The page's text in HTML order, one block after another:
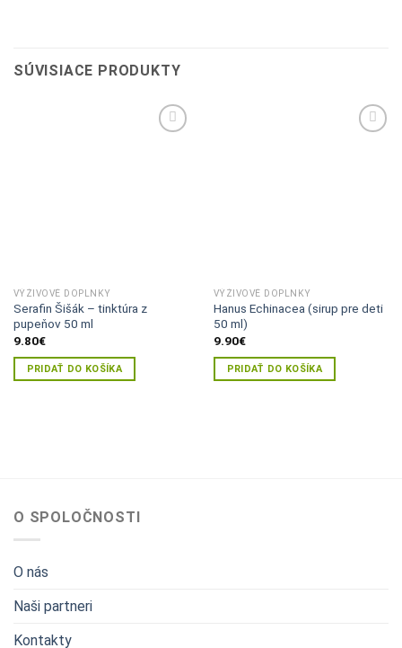
SÚVISIACE PRODUKTY
VÝŽIVOVÉ DOPLNKY
Serafin Šišák – tinktúra z
pupeňov 50 ml
9.80€
PRIDAŤ DO KOŠÍKA
VÝŽIVOVÉ DOPLNKY
Hanus Echinacea (sirup pre deti
50 ml)
9.90€
PRIDAŤ DO KOŠÍKA
O SPOLOČNOSTI
O nás
Naši partneri
Kontakty